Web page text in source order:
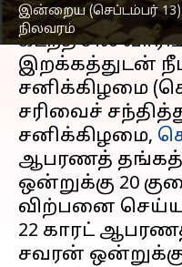
இன்றைய (செப்டம்பர்
நிலவரம்
செய்தி முன்னோட்டம்
கடந்த சில
இறக்கத்துடன்
சனிக்கிழமை
சரிவைச்
சனிக்கிழமை,
ஆபரணத்
ஒன்றுக்கு ₹20
விற்பனை
22 காரட்
சவரன் ஒன்றுக்கு